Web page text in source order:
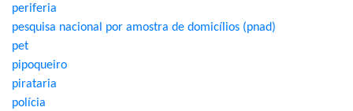
periferia
pesquisa nacional por amostra de domicílios (pnad)
pet
pipoqueiro
pirataria
polícia